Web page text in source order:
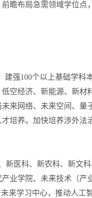
瞻布局急需领域学位
强100个以上基础学科
空经济、新能源、新
来网络、未来空间、
培养。加快培养涉外
医科、新农科、新文
业学院、未来技术（
来学习中心，推动人